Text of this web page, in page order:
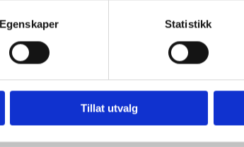
Egenskaper Statistikk
Tillat utvalg
aktører, inkludert Gjøvik kommune. Det er